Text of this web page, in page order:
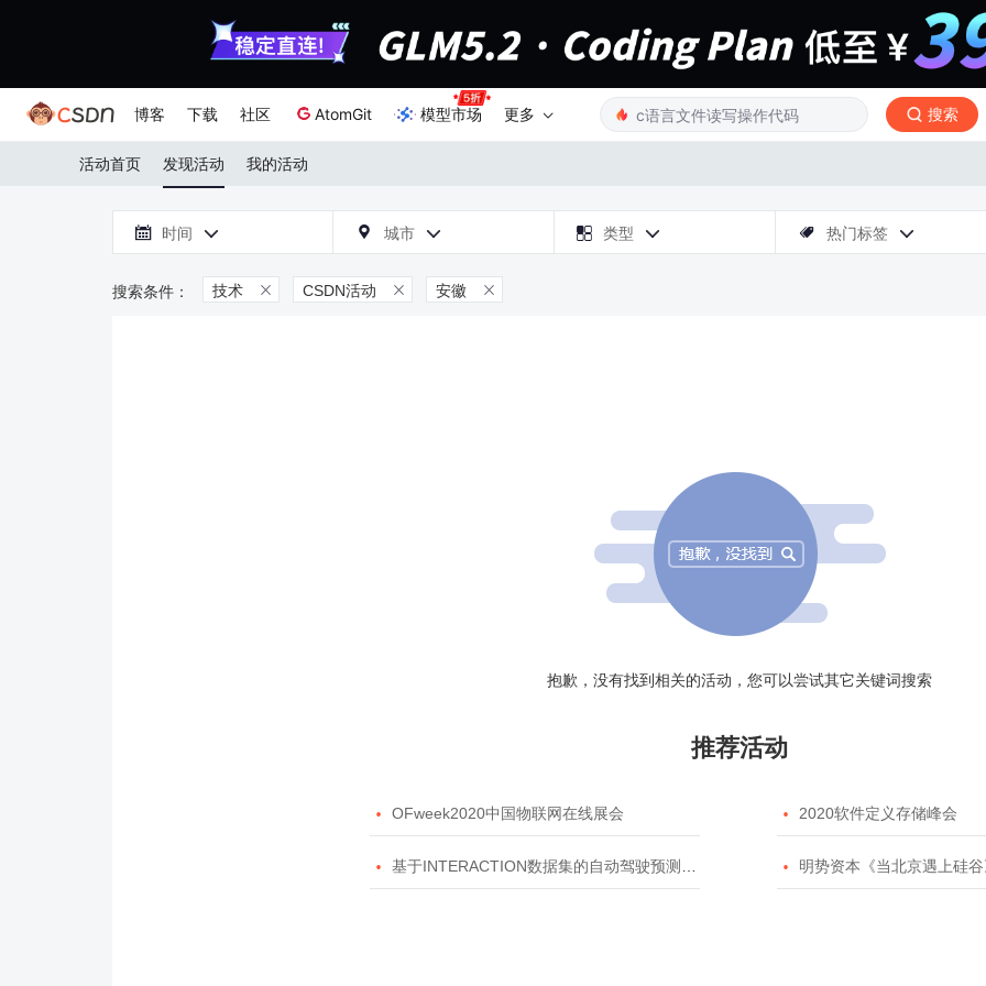
博客 下载 社区 AtomGit 模型市场 更多 搜索
活动首页 发现活动 我的活动
 时间   城市   类型   热门标签 
技术  CSDN活动  安徽 
抱歉，没有找到相关的活动，您可以尝试其它关键词搜索
推荐活动
 OFweek2020中国物联网在线展会  2020软件定义存储峰会
 基于INTERACTION数据集的自动驾驶预测模型挑战赛  明势资本《当北京遇上硅谷》系列